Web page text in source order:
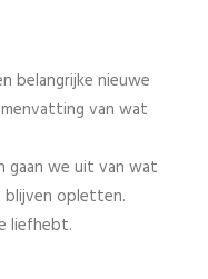
belangrijke nieuwe
van wat
gaan we uit van wat
blijven opletten.
liefhebt.